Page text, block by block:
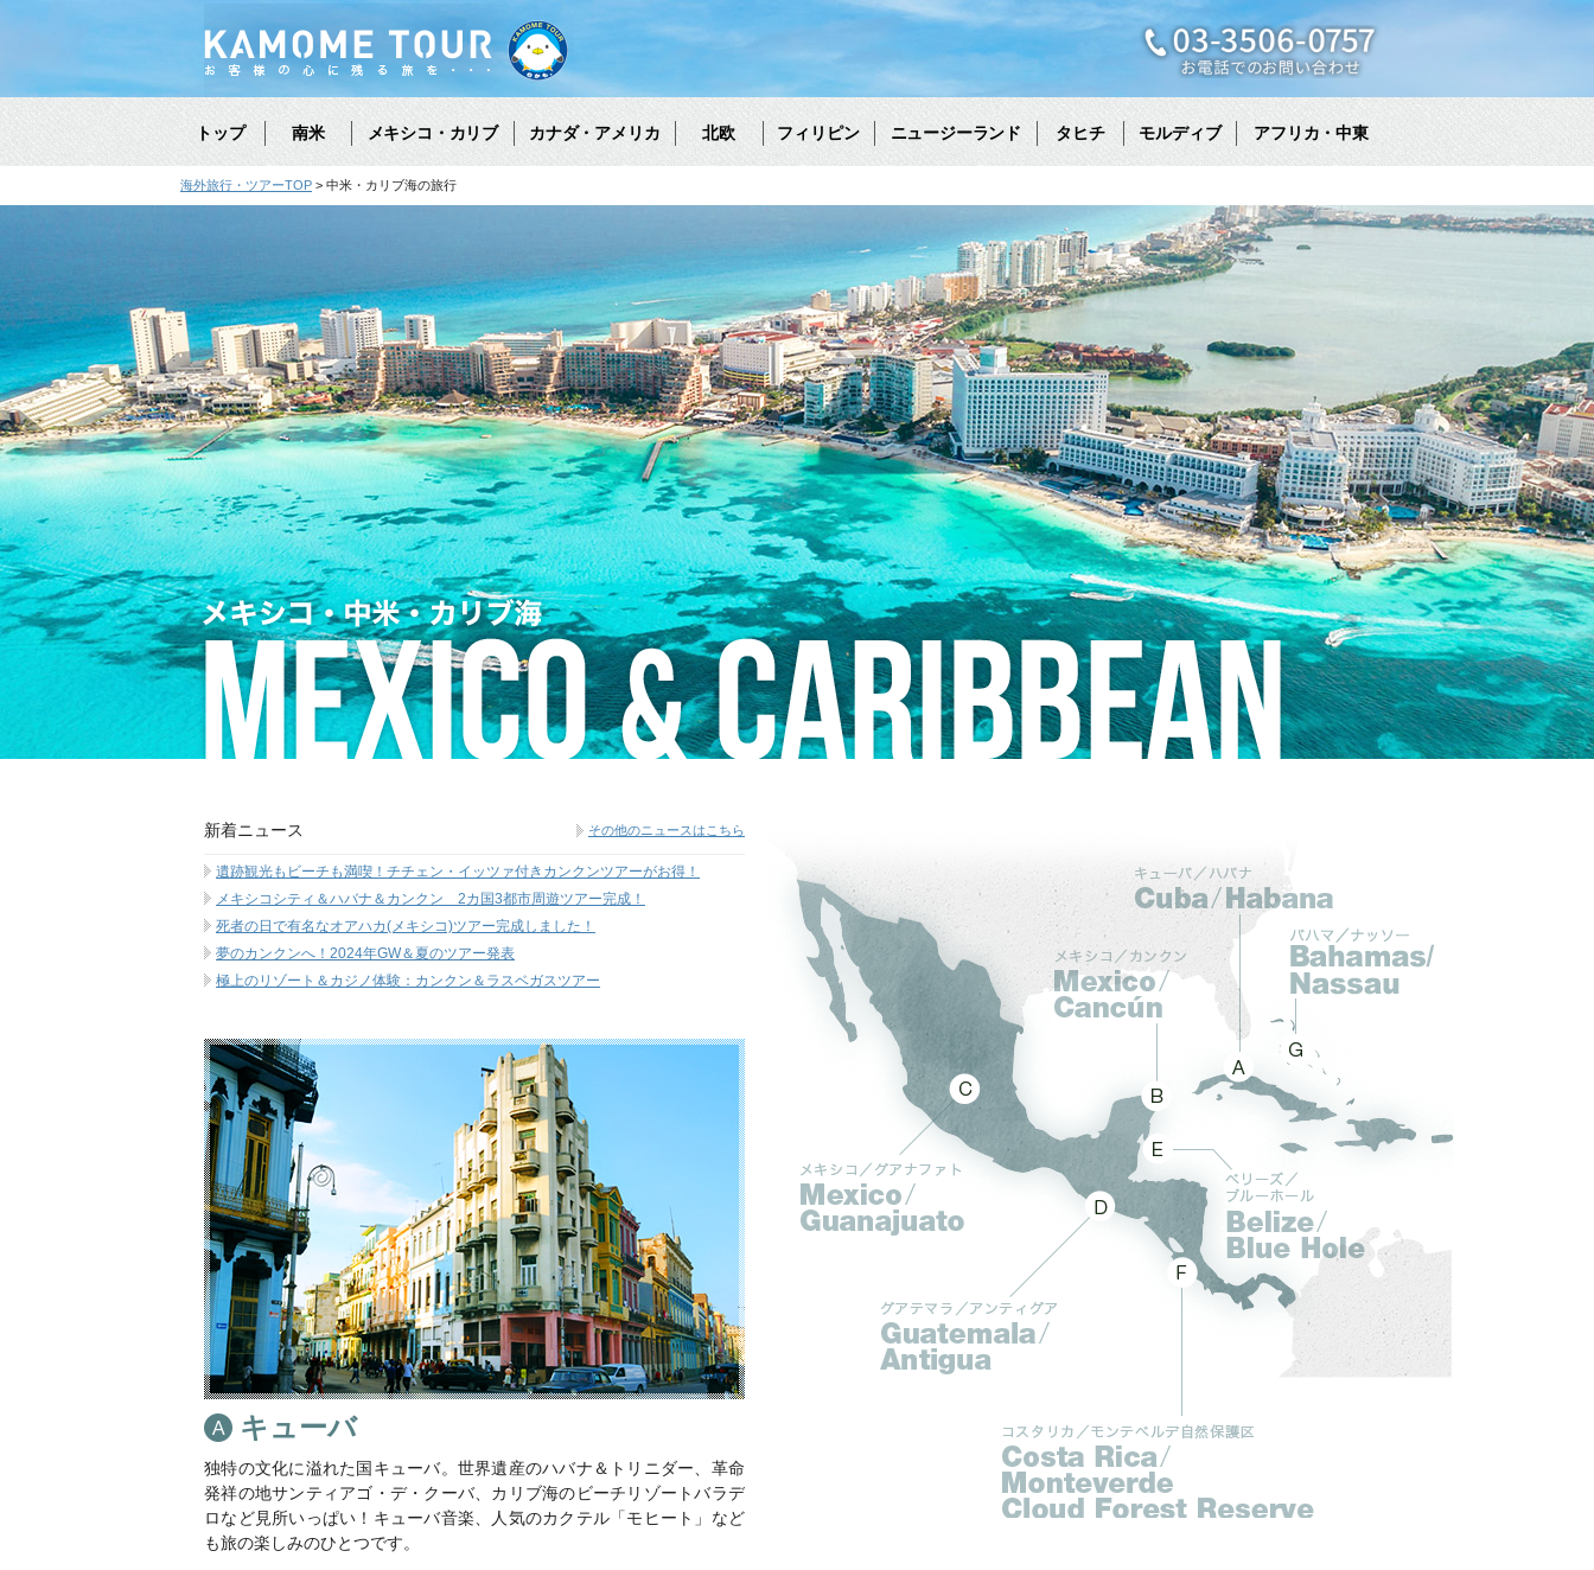
トップ 南米 メキシコ・カリブ カナダ・アメリカ 北欧 フィリピン ニュージーランド タヒチ モルディブ アフリカ・中東
海外旅行・ツアーTOP 中米・カリブ海の旅行
新着ニュース その他のニュースはこちら
遺跡観光もビーチも満喫！チチェン・イッツァ付きカンクンツアーがお得！
メキシコシティ＆ハバナ＆カンクン 2カ国3都市周遊ツアー完成！
死者の日で有名なオアハカ(メキシコ)ツアー完成しました！
夢のカンクンへ！2024年GW＆夏のツアー発表
極上のリゾート＆カジノ体験：カンクン＆ラスベガスツアー
キューバ
独特の文化に溢れた国キューバ。世界遺産のハバナ＆トリニダー、革命
発祥の地サンティアゴ・デ・クーバ、カリブ海のビーチリゾートバラデ
ロなど見所いっぱい！キューバ音楽、人気のカクテル「モヒート」など
も旅の楽しみのひとつです。